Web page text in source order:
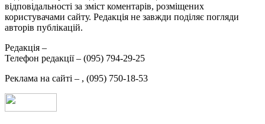
відповідальності за зміст коментарів, розміщених
користувачами сайту. Редакція не завжди поділяє погляди
авторів публікацій.
Редакція –
Телефон редакції – (095) 794-29-25
Реклама на сайті – , (095) 750-18-53